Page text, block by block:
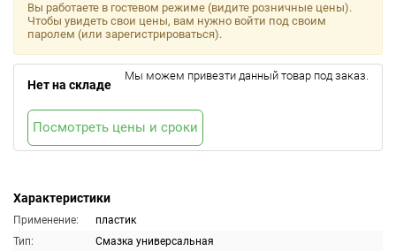
Характеристики
Применение:
пластик
Тип:
Смазка универсальная
Вы работаете в гостевом режиме (видите розничные цены).
Чтобы увидеть свои цены, вам нужно войти под своим
паролем (или зарегистрироваться).
Нет на складе
Мы можем привезти данный товар под заказ.
Посмотреть цены и сроки